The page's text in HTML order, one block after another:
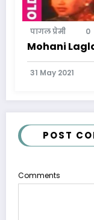
पागल प्रेमी 0
Mohani
31 May 2021
POST
Comments